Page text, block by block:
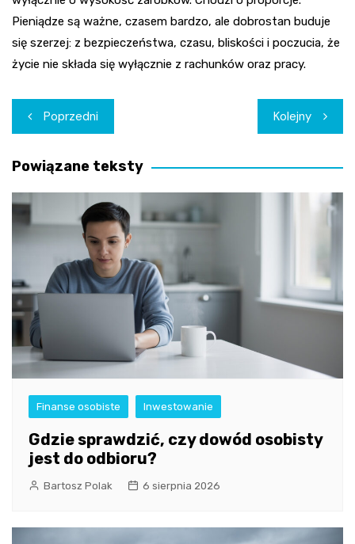
Pieniądze są ważne, czasem bardzo, ale dobrostan buduje
się szerzej: z bezpieczeństwa, czasu, bliskości i poczucia, że
życie nie składa się wyłącznie z rachunków oraz pracy.
Nawigacja
wpisu
Poprzedni Kolejny
Powiązane teksty
Finanse osobiste Inwestowanie
Gdzie sprawdzić, czy dowód osobisty
jest do odbioru?
Bartosz Polak 6 sierpnia 2026